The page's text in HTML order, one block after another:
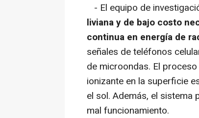
- El equipo de
liviana y de bajo costo
continua en energía de
señales de teléfonos
de microondas. El
ionizante en la superficie
el sol. Además, el sistema
mal funcionamiento.